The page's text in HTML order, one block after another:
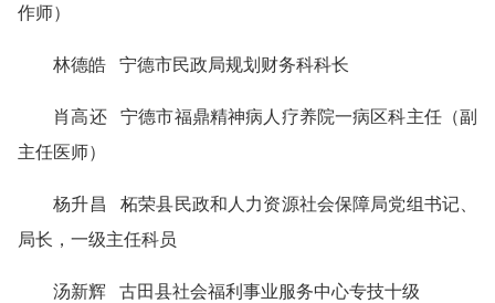
作师）
林德皓 宁德市民政局规划财务科科长
肖高还 宁德市福鼎精神病人疗养院一病区科主任（副
主任医师）
杨升昌 柘荣县民政和人力资源社会保障局党组书记、
局长，一级主任科员
汤新辉 古田县社会福利事业服务中心专技十级